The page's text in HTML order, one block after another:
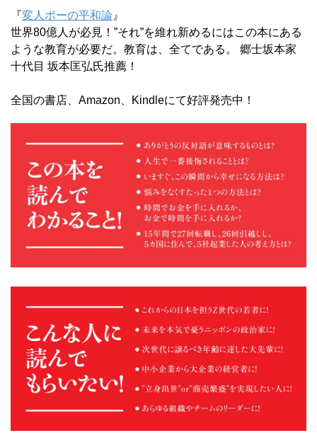
『変人ポーの平和論 』
世界80億人が必見！”それ”を維れ新めるにはこの本にある
ような教育が必要だ。教育は、全てである。 郷士坂本家
十代目 坂本匡弘氏推薦！
全国の書店、Amazon、Kindleにて好評発売中！